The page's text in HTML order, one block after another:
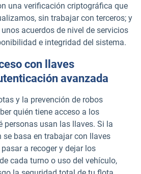
una verificación criptográfica que
sin trabajar con terceros; y
acuerdos de nivel de servicios
e integridad del sistema.
con llaves
avanzada
y la prevención de robos
quién tiene acceso a los
personas usan las llaves. Si la
basa en trabajar con llaves
a recoger y dejar los
cada turno o uso del vehículo,